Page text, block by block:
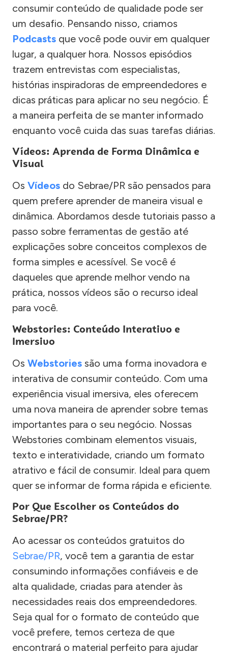
consumir conteúdo de qualidade pode ser
um desafio. Pensando nisso, criamos
Podcasts que você pode ouvir em qualquer
lugar, a qualquer hora. Nossos episódios
trazem entrevistas com especialistas,
histórias inspiradoras de empreendedores e
dicas práticas para aplicar no seu negócio. É
a maneira perfeita de se manter informado
enquanto você cuida das suas tarefas diárias.
Vídeos: Aprenda de Forma Dinâmica e
Visual
Os Vídeos do Sebrae/PR são pensados para
quem prefere aprender de maneira visual e
dinâmica. Abordamos desde tutoriais passo a
passo sobre ferramentas de gestão até
explicações sobre conceitos complexos de
forma simples e acessível. Se você é
daqueles que aprende melhor vendo na
prática, nossos vídeos são o recurso ideal
para você.
Webstories: Conteúdo Interativo e
Imersivo
Os Webstories são uma forma inovadora e
interativa de consumir conteúdo. Com uma
experiência visual imersiva, eles oferecem
uma nova maneira de aprender sobre temas
importantes para o seu negócio. Nossas
Webstories combinam elementos visuais,
texto e interatividade, criando um formato
atrativo e fácil de consumir. Ideal para quem
quer se informar de forma rápida e eficiente.
Por Que Escolher os Conteúdos do
Sebrae/PR?
Ao acessar os conteúdos gratuitos do
Sebrae/PR, você tem a garantia de estar
consumindo informações confiáveis e de
alta qualidade, criadas para atender às
necessidades reais dos empreendedores.
Seja qual for o formato de conteúdo que
você prefere, temos certeza de que
encontrará o material perfeito para ajudar